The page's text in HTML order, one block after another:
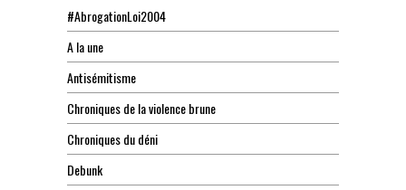
#AbrogationLoi2004
A la une
Antisémitisme
Chroniques de la violence brune
Chroniques du déni
Debunk